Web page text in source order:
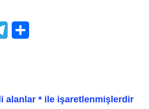
Telegram
alanlar * ile işaretlenmişlerdir